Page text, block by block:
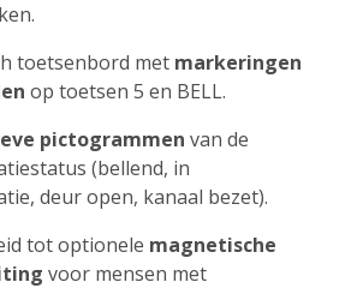
toetsenbord met markeringen
op toetsen 5 en BELL.
pictogrammen van de
(bellend, in
deur open, kanaal bezet).
tot optionele magnetische
voor mensen met